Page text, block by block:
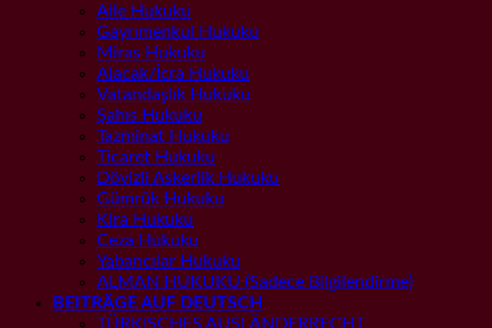
Aile Hukuku
Gayrımenkul Hukuku
Miras Hukuku
Alacak/İcra Hukuku
Vatandaşlık Hukuku
Şahıs Hukuku
Tazminat Hukuku
Ticaret Hukuku
Dövizli Askerlik Hukuku
Gümrük Hukuku
Kira Hukuku
Ceza Hukuku
Yabancılar Hukuku
ALMAN HUKUKU (Sadece Bilgilendirme)
BEITRÄGE AUF DEUTSCH
TÜRKISCHES AUSLÄNDERRECHT